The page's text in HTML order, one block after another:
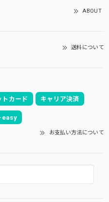
ABOUT
送料について
トカード キャリア決済
easy
お支払い方法について